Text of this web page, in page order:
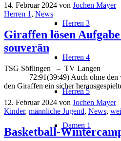
Herren 3
Herren 4
Herren 5
Damen 1
14. Februar 2024 von Jochen Mayer
Herren 1 , News
Giraffen lösen
souverän
TSG Söflingen
72:91(39:49) Auch ohne den
den Giraffen ein sicher
12. Februar 2024 von Jochen Mayer
Kinder, männliche Jugend, News,
Basketball-